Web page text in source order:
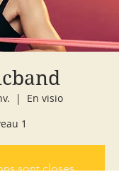
  |
En visio
1
sont closes